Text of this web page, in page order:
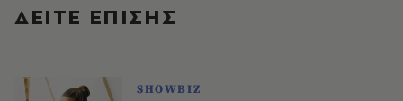
ΔΕΙΤΕ ΕΠΙΣΗΣ
SHOWBIZ